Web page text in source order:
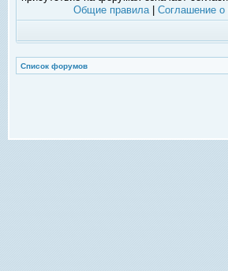
Общие правила| Соглашение о
Список форумов